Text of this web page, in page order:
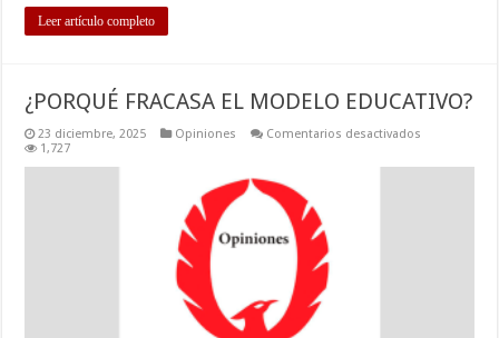
Leer artículo completo
¿PORQUÉ FRACASA EL MODELO EDUCATIVO?
23 diciembre, 2025 Opiniones Comentarios desactivados
1,727